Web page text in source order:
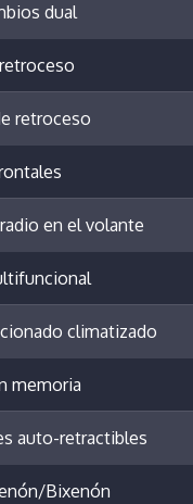
dual
retroceso
en el volante
climatizado
memoria
auto-retractibles
Bixenón